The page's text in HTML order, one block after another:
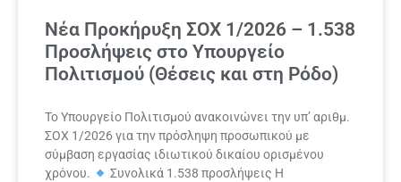
Νέα Προκήρυξη ΣΟΧ 1/2026 – 1.538
Προσλήψεις στο Υπουργείο
Πολιτισμού (Θέσεις και στη Ρόδο)
Το Υπουργείο Πολιτισμού ανακοινώνει την υπ’ αριθμ.
ΣΟΧ 1/2026 για την πρόσληψη προσωπικού με
σύμβαση εργασίας ιδιωτικού δικαίου ορισμένου
χρόνου.
Συνολικά 1.538 προσλήψεις Η